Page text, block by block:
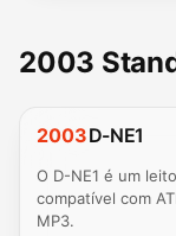
2003
2003D-NE1
O D-NE1 é um
compatível com
MP3.